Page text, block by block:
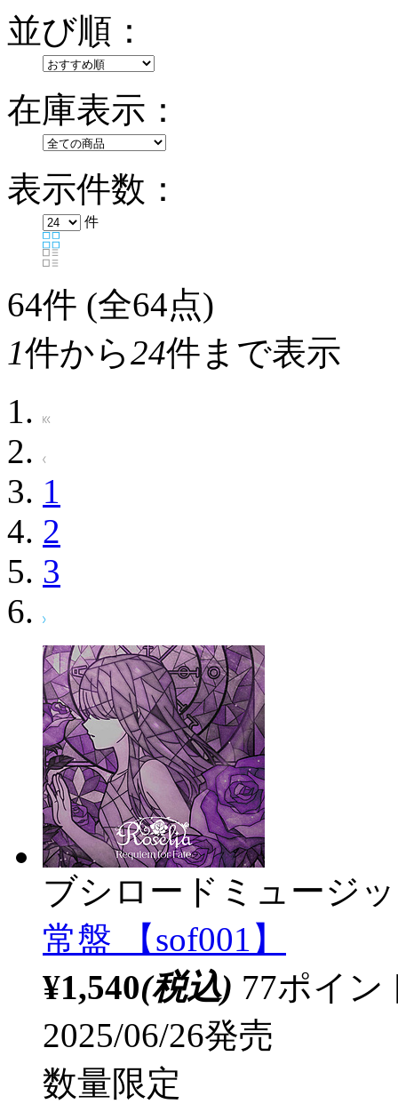
並び順：
在庫表示：
表示件数：
件
64件 (全64点)
1件から24件まで表示
1
2
3
ブシロードミュージ
常盤 【sof001】
¥1,540(税込) 77ポイ
2025/06/26発売
数量限定